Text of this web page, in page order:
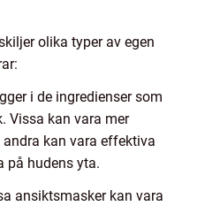
olika typer av egen
i de ingredienser som
Vissa kan vara mer
kan vara effektiva
på hudens yta.
ansiktsmasker kan vara